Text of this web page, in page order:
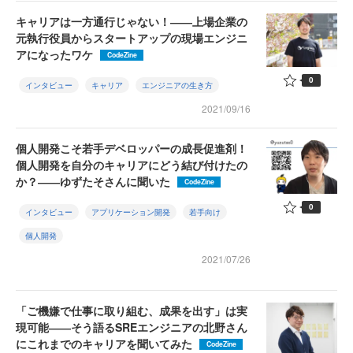
キャリアは一方通行じゃない！――上場企業の
元執行役員からスタートアップの現場エンジニ
アになったワケ
CodeZine
インタビュー キャリア エンジニアの生き方
2021/09/16
0
個人開発こそ若手デベロッパーの成長促進剤！
個人開発を自分のキャリアにどう結び付けたの
か？――ゆずたそさんに聞いた
CodeZine
インタビュー アプリケーション開発 若手向け
個人開発
2021/07/26
0
「ご機嫌で仕事に取り組む、成果を出す」は実
現可能――そう語るSREエンジニアの北野さん
にこれまでのキャリアを聞いてみた
CodeZine